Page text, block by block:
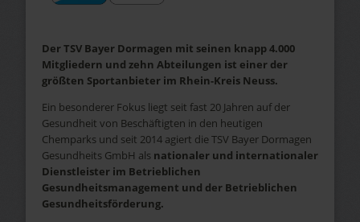
Der TSV Bayer Dormagen mit seinen knapp 4.000
Mitgliedern und zehn Abteilungen ist einer der
größten Sportanbieter im Rhein-Kreis Neuss.
Ein besonderer Fokus liegt seit fast 20 Jahren auf der
Gesundheit von Beschäftigten in den heutigen
Chemparks und seit 2014 agiert die TSV Bayer Dormagen
Gesundheits GmbH als nationaler und internationaler
Dienstleister im Betrieblichen
Gesundheitsmanagement und der Betrieblichen
Gesundheitsförderung.